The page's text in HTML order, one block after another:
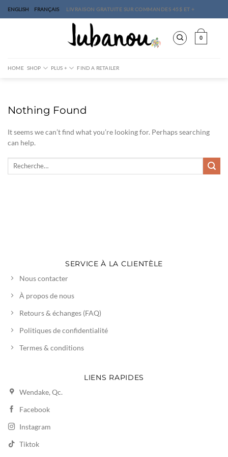
ENGLISH FRANÇAIS LIVRAISON GRATUITE SUR COMMANDES 45$ ET +
0
HOME SHOP PLUS + FIND A RETAILER
Nothing Found
It seems we can’t find what you’re looking for. Perhaps searching
can help.
SERVICE À LA CLIENTÈLE
Nous contacter
À propos de nous
Retours & échanges (FAQ)
Politiques de confidentialité
Termes & conditions
LIENS RAPIDES
Wendake, Qc.
Facebook
Instagram
Tiktok